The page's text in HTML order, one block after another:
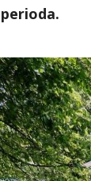
perioda.